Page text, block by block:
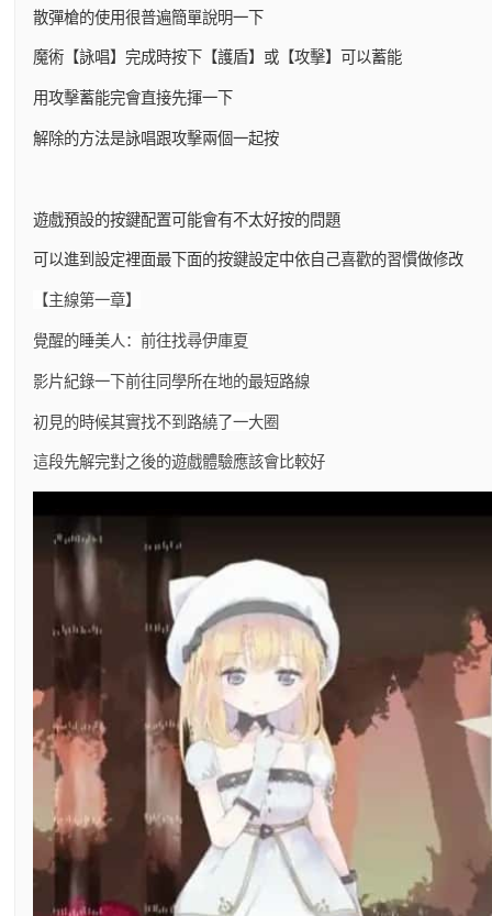
散彈槍的使用很普遍簡單說明一下
魔術【詠唱】完成時按下【護盾】或【攻擊】可以蓄能
用攻擊蓄能完會直接先揮一下
解除的方法是詠唱跟攻擊兩個一起按
遊戲預設的按鍵配置可能會有不太好按的問題
可以進到設定裡面最下面的按鍵設定中依自己喜歡的習慣做修改
【主線第一章】
覺醒的睡美人：前往找尋伊庫夏
影片紀錄一下前往同學所在地的最短路線
初見的時候其實找不到路繞了一大圈
這段先解完對之後的遊戲體驗應該會比較好